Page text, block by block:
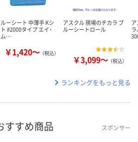
ーシート 中薄手 Kシ
#2000タイプ エイ･
ム…
￥1,420～ （税込）
アスクル 現場のチカラ ブ
ルーシートロール
￥3,099～ （税込）
ランキングをもっと見る
すすめ商品 スポンサー